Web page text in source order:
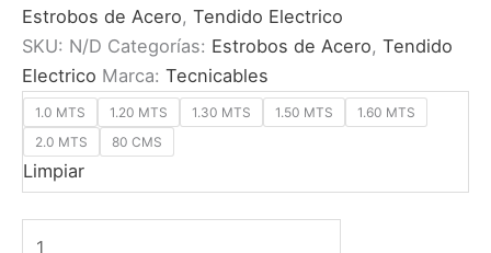
Estrobos de Acero, Tendido Electrico
SKU: N/D Categorías: Estrobos de Acero, Tendido
Electrico Marca: Tecnicables
1.0 MTS 1.20 MTS 1.30 MTS 1.50 MTS
1.60 MTS
2.0 MTS
80 CMS
Limpiar